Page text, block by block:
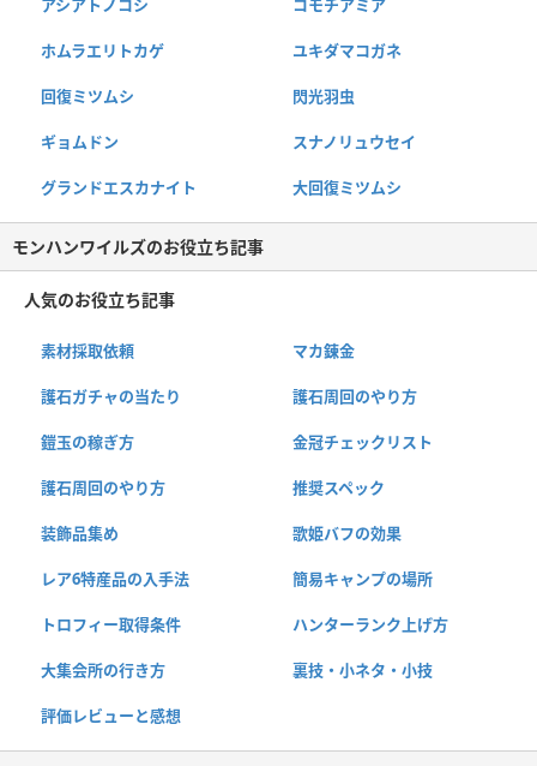
アシアトノコシ コモチアミア
ホムラエリトカゲ ユキダマコガネ
回復ミツムシ 閃光羽虫
ギョムドン スナノリュウセイ
グランドエスカナイト 大回復ミツムシ
モンハンワイルズのお役立ち記事
人気のお役立ち記事
素材採取依頼 マカ錬金
護石ガチャの当たり 護石周回のやり方
鎧玉の稼ぎ方 金冠チェックリスト
護石周回のやり方 推奨スペック
装飾品集め 歌姫バフの効果
レア6特産品の入手法 簡易キャンプの場所
トロフィー取得条件 ハンターランク上げ方
大集会所の行き方 裏技・小ネタ・小技
評価レビューと感想